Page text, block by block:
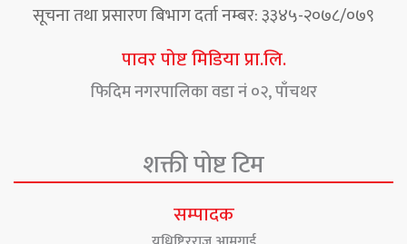
सूचना तथा प्रसारण बिभाग दर्ता नम्बर: ३३४५-२०७८/०७९
पावर पोष्ट मिडिया प्रा.लि.
फिदिम नगरपालिका वडा नं ०२, पाँचथर
शक्ती पोष्ट टिम
सम्पादक